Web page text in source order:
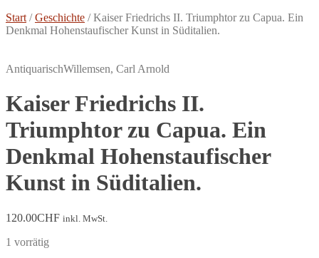
Start /Geschichte /Kaiser Friedrichs II. Triumphtor zu Capua. Ein
Denkmal Hohenstaufischer Kunst in Süditalien.
AntiquarischWillemsen, Carl Arnold
Kaiser Friedrichs II.
Triumphtor zu Capua. Ein
Denkmal Hohenstaufischer
Kunst in Süditalien.
120.00CHF inkl. MwSt.
1 vorrätig